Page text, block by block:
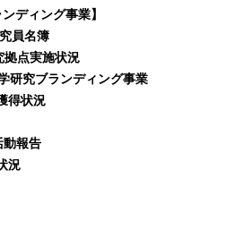
ディング事業】
員名簿
拠点実施状況
研究ブランディング事業
得状況
動報告
況